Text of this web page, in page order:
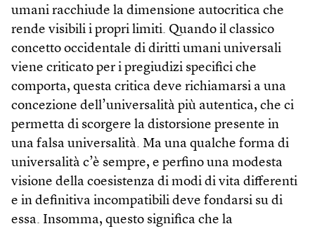
umani racchiude la dimensione autocritica che
rende visibili i propri limiti. Quando il classico
concetto occidentale di diritti umani universali
viene criticato per i pregiudizi specifici che
comporta, questa critica deve richiamarsi a una
concezione dell’universalità più autentica, che ci
permetta di scorgere la distorsione presente in
una falsa universalità. Ma una qualche forma di
universalità c’è sempre, e perfino una modesta
visione della coesistenza di modi di vita differenti
e in definitiva incompatibili deve fondarsi su di
essa. Insomma, questo significa che la